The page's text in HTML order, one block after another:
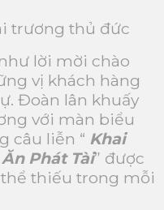
trương thủ đức
lời mời chào
vị khách hàng
Đoàn lân khuấy
với màn biểu
câu liễn “ Khai
Phát Tài” được
thiếu trong mỗi